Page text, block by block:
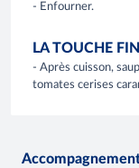
- Enfourner.
LA TOUCHE
- Après cuisson,
tomates cerises